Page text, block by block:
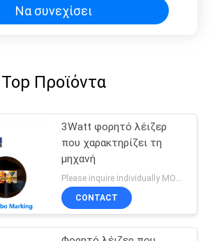
Να συνεχίσει
Top Προϊόντα
3Watt φορητό λέιζερ
που χαρακτηρίζει τη
μηχανή
CONTACT